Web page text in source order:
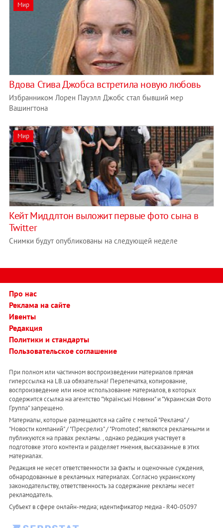
Мир
Вдова Стива Джобса встретила новую любовь
Избранником Лорен Пауэлл Джобс стал бывший мер
Вашингтона
Мир
Кейт Миддлтон выложит первые фото сына в
Twitter
Снимки будут опубликованы на следующей неделе
Про нас
Реклама на сайте
Ивенты
Редакция
Политики и стандарты
Пользовательское соглашение
При полном или частичном воспроизведении материалов прямая
гиперссылка на LB.ua обязательна! Перепечатка, копирование,
воспроизведение или иное использование материалов, в которых
содержится ссылка на агентство "Українськi Новини" и "Украинская Фото
Группа" запрещено.
Материалы, которые размещаются на сайте с меткой "Реклама" /
"Новости компаний" / "Пресрелиз" / "Promoted", являются рекламными и
публикуются на правах рекламы. , однако редакция участвует в
подготовке этого контента и разделяет мнения, высказанные в этих
материалах.
Редакция не несет ответственности за факты и оценочные суждения,
обнародованные в рекламных материалах. Согласно украинскому
законодательству, ответственность за содержание рекламы несет
рекламодатель.
Субъект в сфере онлайн-медиа; идентификатор медиа - R40-05097